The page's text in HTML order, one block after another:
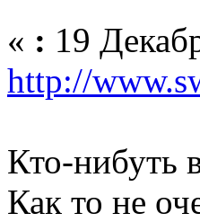
« : 19
http://
Кто-нибуть
Как то не